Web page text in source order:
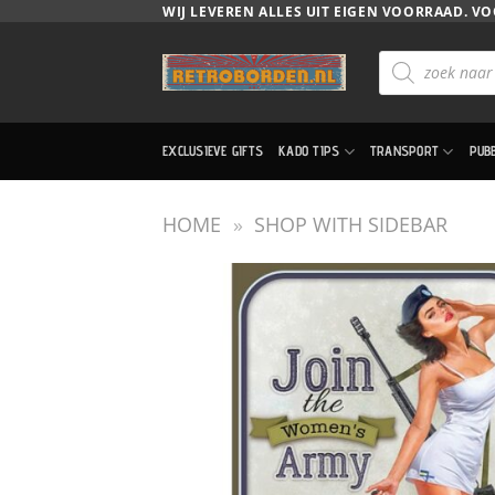
WIJ LEVEREN ALLES UIT EIGEN VOORRAAD.
Producten
zoeken
EXCLUSIEVE GIFTS KADO TIPS TRANSPORT
HOME » SHOP WITH SIDEBAR